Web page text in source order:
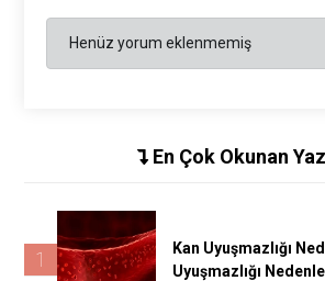
Henüz yorum eklenmemiş
En Çok Okunan
1
Kan Uyuşmazlığı
Uyuşmazlığı